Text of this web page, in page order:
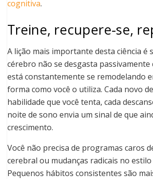
cognitiva.
Treine, recupere-se,
A lição mais importante desta ciência é
cérebro não se desgasta passivamente
está constantemente se remodelando
forma como você o utiliza. Cada novo
habilidade que você tenta, cada
noite de sono envia um sinal de que
crescimento.
Você não precisa de programas caros
cerebral ou mudanças radicais no estilo
Pequenos hábitos consistentes são